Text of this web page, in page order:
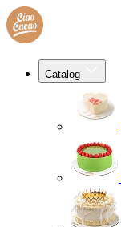
Catalog